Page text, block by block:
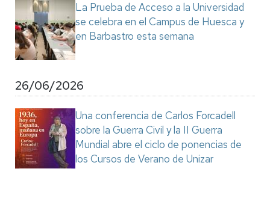
La Prueba de Acceso a la Universidad
se celebra en el Campus de Huesca y
en Barbastro esta semana
26/06/2026
Una conferencia de Carlos Forcadell
sobre la Guerra Civil y la II Guerra
Mundial abre el ciclo de ponencias de
los Cursos de Verano de Unizar